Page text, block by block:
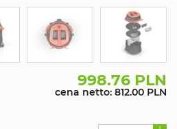
998.76 PLN
cena netto: 812.00 PLN